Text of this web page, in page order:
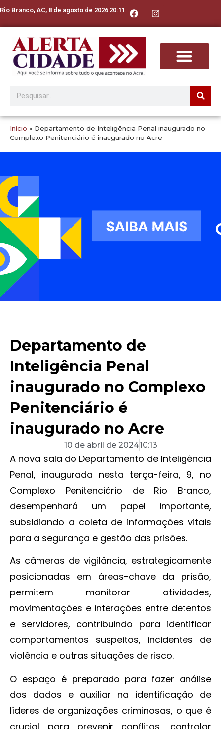
Rio Branco, AC, 8 de agosto de 2026 20:11
Início » Departamento de Inteligência Penal inaugurado no
Complexo Penitenciário é inaugurado no Acre
Departamento de
Inteligência Penal
inaugurado no Complexo
Penitenciário é
inaugurado no Acre
10 de abril de 202410:13
A nova sala do Departamento de Inteligência
Penal, inaugurada nesta terça-feira, 9, no
Complexo Penitenciário de Rio Branco,
desempenhará um papel importante,
subsidiando a coleta de informações vitais
para a segurança e gestão das prisões.
As câmeras de vigilância, estrategicamente
posicionadas em áreas-chave da prisão,
permitem monitorar atividades,
movimentações e interações entre detentos
e servidores, contribuindo para identificar
comportamentos suspeitos, incidentes de
violência e outras situações de risco.
O espaço é preparado para fazer análise
dos dados e auxiliar na identificação de
líderes de organizações criminosas, o que é
crucial para prevenir conflitos, controlar